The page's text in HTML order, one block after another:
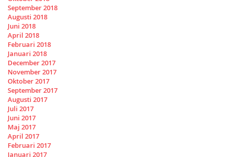
September 2018
Augusti 2018
Juni 2018
April 2018
Februari 2018
Januari 2018
December 2017
November 2017
Oktober 2017
September 2017
Augusti 2017
Juli 2017
Juni 2017
Maj 2017
April 2017
Februari 2017
Januari 2017